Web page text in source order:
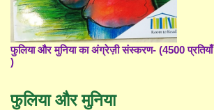
फुलिया और मुनिया का अंग्रेज़ी संस्करण- (4500 प्रतियाँ
)
फुलिया और मुनिया